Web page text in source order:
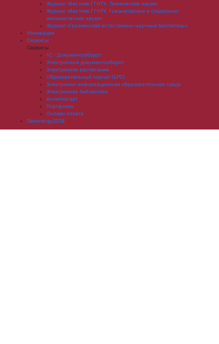
Журнал «Вестник ГГНТУ. Технические науки»
Журнал «Вестник ГГНТУ. Гуманитарные и социально-
экономические науки»
Журнал «Грозненский естественно-научный бюллетень»
Инновации
Сервисы
Сервисы
1С : Документооборот
Электронный документооборот
Электронное расписание
Образовательный портал (БРС)
Электронно-информационная образовательная среда
Электронная библиотека
Антиплагиат
Портфолио
Онлайн оплата
Geoenergy2026